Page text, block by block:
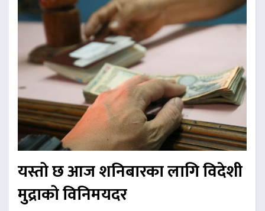
यस्तो छ आज शनिबारका लागि विदेशी
मुद्राको विनिमयदर